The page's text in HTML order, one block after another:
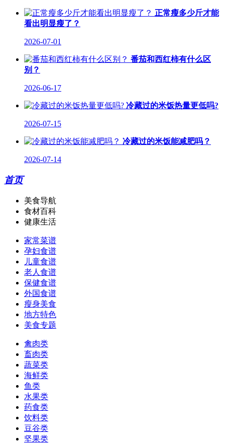
正常瘦多少斤才能
看出明显瘦了？
2026-07-01
番茄和西红柿有什么区
别？
2026-06-17
冷藏过的米饭热量更低吗?
2026-07-15
冷藏过的米饭能减肥吗？
2026-07-14
首页
美食导航
食材百科
健康生活
家常菜谱
孕妇食谱
儿童食谱
老人食谱
保健食谱
外国食谱
瘦身美食
地方特色
美食专题
禽肉类
畜肉类
蔬菜类
海鲜类
鱼类
水果类
药食类
饮料类
豆谷类
坚果类